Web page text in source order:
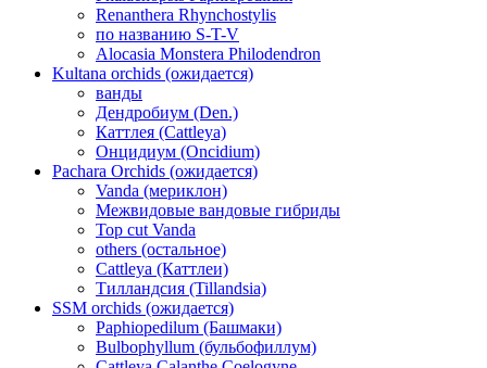
Renanthera Rhynchostylis
по названию S-T-V
Alocasia Monstera Philodendron
Kultana orchids (ожидается)
ванды
Дендробиум (Den.)
Каттлея (Cattleya)
Онцидиум (Oncidium)
Pachara Orchids (ожидается)
Vanda (мериклон)
Межвидовые вандовые гибриды
Top cut Vanda
others (остальное)
Cattleya (Каттлеи)
Тилландсия (Tillandsia)
SSM orchids (ожидается)
Paphiopedilum (Башмаки)
Bulbophyllum (бульбофиллум)